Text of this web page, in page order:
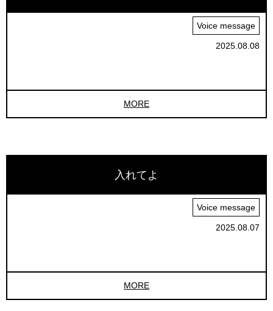
Voice message
2025.08.08
MORE
入れてよ
Voice message
2025.08.07
MORE